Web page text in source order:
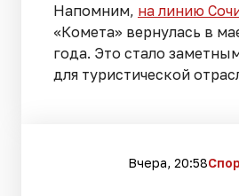
Напомним, на линию
«Комета» вернулась в
года. Это стало
для туристической
Вчера, 20:58